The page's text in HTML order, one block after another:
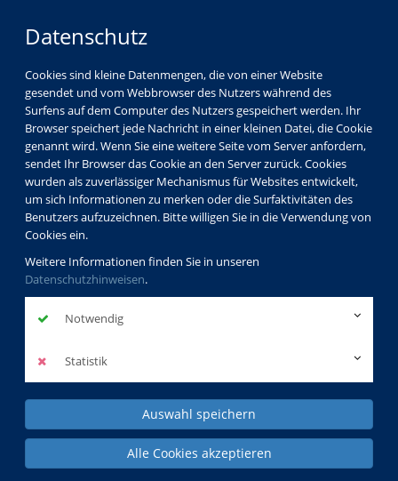
Datenschutz
Cookies sind kleine Datenmengen, die von einer Website
gesendet und vom Webbrowser des Nutzers während des
Surfens auf dem Computer des Nutzers gespeichert werden. Ihr
Browser speichert jede Nachricht in einer kleinen Datei, die Cookie
genannt wird. Wenn Sie eine weitere Seite vom Server anfordern,
sendet Ihr Browser das Cookie an den Server zurück. Cookies
wurden als zuverlässiger Mechanismus für Websites entwickelt,
um sich Informationen zu merken oder die Surfaktivitäten des
Benutzers aufzuzeichnen. Bitte willigen Sie in die Verwendung von
Cookies ein.
Weitere Informationen finden Sie in unseren
Datenschutzhinweisen.
Notwendig
Statistik
Auswahl speichern
Alle Cookies akzeptieren
Programm Gesundheit
Bewegung/ Fitness
Gymnastik/ Wirbelsäulengymnastik
Gymnastik/
Wirbelsäulengymnastik
Mara Hoffmann
Fachbereichsleiterin Berufliche Bildung und